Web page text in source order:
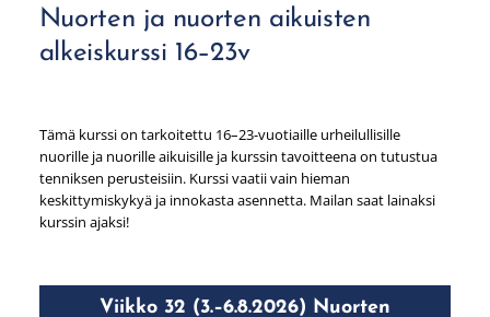
Nuorten ja nuorten aikuisten
alkeiskurssi 16–23v
Tämä kurssi on tarkoitettu 16–23-vuotiaille urheilullisille
nuorille ja nuorille aikuisille ja kurssin tavoitteena on tutustua
tenniksen perusteisiin. Kurssi vaatii vain hieman
keskittymiskykyä ja innokasta asennetta. Mailan saat lainaksi
kurssin ajaksi!
Viikko 32 (3.–6.8.2026) Nuorten